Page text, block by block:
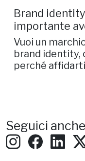
Brand
importante
Vuoi un
brand identity,
perché
Seguici